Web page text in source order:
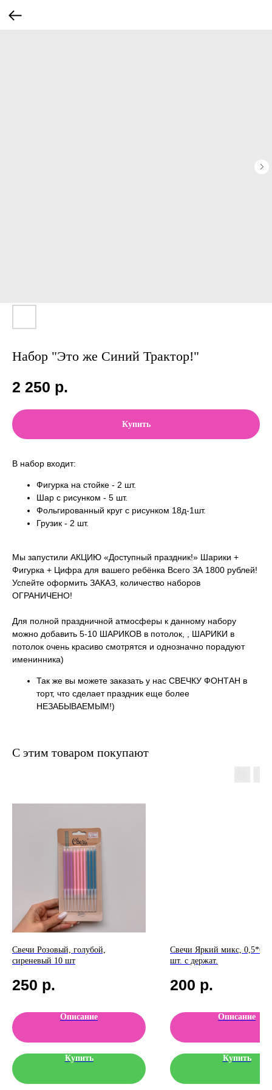
Набор "Это же Синий Трактор!"
2 250 р.
Купить
В набор входит:
Фигурка на стойке - 2 шт.
Шар с рисунком - 5 шт.
Фольгированный круг с рисунком 18д-1шт.
Грузик - 2 шт.
Мы запустили АКЦИЮ «Доступный праздник!» Шарики +
Фигурка + Цифра для вашего ребёнка Всего ЗА 1800 рублей!
Успейте оформить ЗАКАЗ, количество наборов
ОГРАНИЧЕНО!
Для полной праздничной атмосферы к данному набору
можно добавить 5-10 ШАРИКОВ в потолок, , ШАРИКИ в
потолок очень красиво смотрятся и однозначно порадуют
именинника)
Так же вы можете заказать у нас СВЕЧКУ ФОНТАН в
торт, что сделает праздник еще более
НЕЗАБЫВАЕМЫМ!)
С этим товаром покупают
Свечи Розовый, голубой,
сиреневый 10 шт
250 р.
Описание
Купить
Свечи Яркий микс, 0,5*6
шт. с держат.
200 р.
Описание
Купить